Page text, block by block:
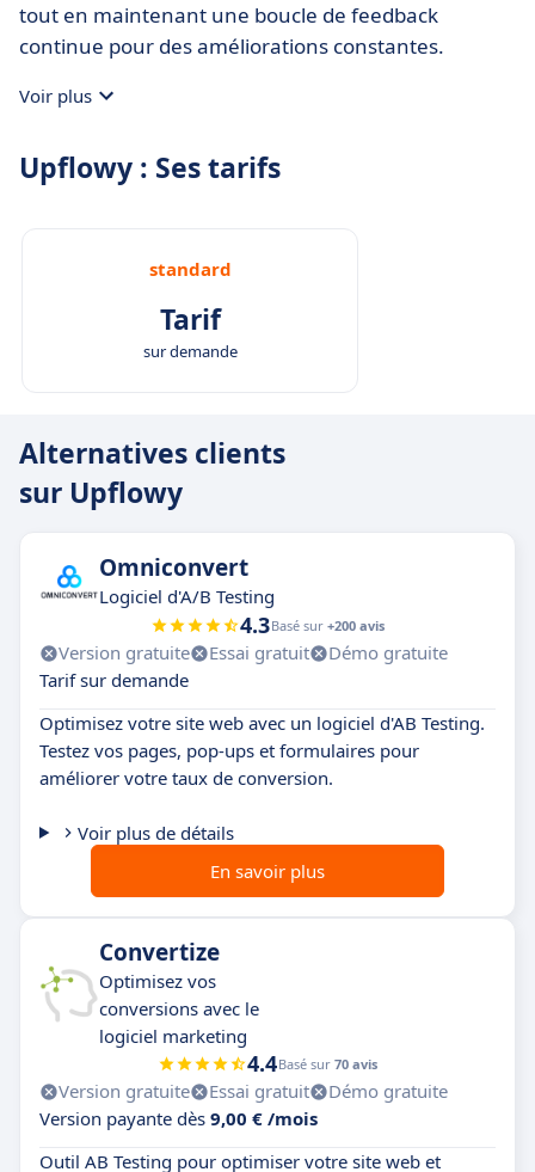
tout en maintenant une boucle de feedback
continue pour des améliorations constantes.
Voir plus
Upflowy : Ses tarifs
standard
Tarif
sur demande
Alternatives clients
sur Upflowy
Omniconvert
Logiciel d'A/B Testing
4.3Basé sur +200 avis
Version gratuite Essai gratuit
Démo gratuite
Tarif sur demande
Optimisez votre site web avec un logiciel d'AB Testing.
Testez vos pages, pop-ups et formulaires pour
améliorer votre taux de conversion.
Voir plus de détails
En savoir plus
Convertize
Optimisez vos
conversions avec le
logiciel marketing
4.4Basé sur 70 avis
Version gratuite Essai gratuit
Démo gratuite
Version payante dès 9,00 € /mois
Outil AB Testing pour optimiser votre site web et